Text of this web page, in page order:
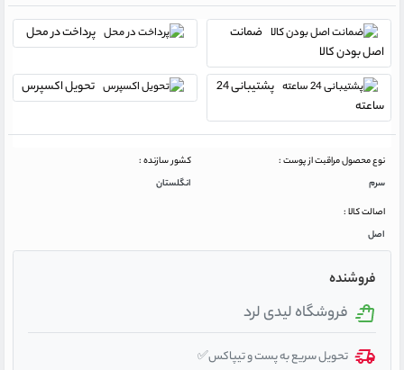
ضمانت
اصل بودن کالا
پرداخت در محل
پشتیبانی 24
ساعته
تحویل اکسپرس
نوع محصول مراقبت از پوست :
سرم
کشور سازنده :
انگلستان
اصالت کالا :
اصل
فروشنده
فروشگاه لیدی لرد
تحویل سریع به پست و تیپاکس✅